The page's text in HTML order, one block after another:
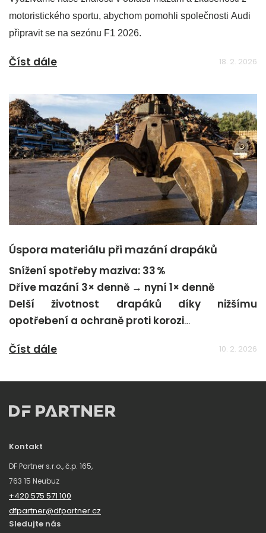
motoristického sportu, abychom pomohli společnosti Audi
připravit se na sezónu F1 2026.
Číst dále 18. 2. 2026
Úspora materiálu při mazání drapáků
Snížení spotřeby maziva: 33 %
Dříve mazání 3× denně → nyní 1× denně
Delší životnost drapáků díky nižšímu
opotřebení a ochraně proti korozi
Číst dále
10. 2. 2026
Kontakt
DF Partner s.r.o., č.p. 165,
763 15 Neubuz
+420 575 571 100
dfpartner@dfpartner.cz
Sledujte nás